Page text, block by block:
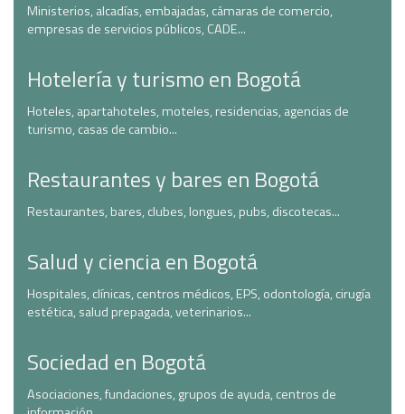
Ministerios, alcadías, embajadas, cámaras de comercio,
empresas de servicios públicos, CADE...
Hotelería y turismo en Bogotá
Hoteles, apartahoteles, moteles, residencias, agencias de
turismo, casas de cambio...
Restaurantes y bares en Bogotá
Restaurantes, bares, clubes, longues, pubs, discotecas...
Salud y ciencia en Bogotá
Hospitales, clínicas, centros médicos, EPS, odontología, cirugía
estética, salud prepagada, veterinarios...
Sociedad en Bogotá
Asociaciones, fundaciones, grupos de ayuda, centros de